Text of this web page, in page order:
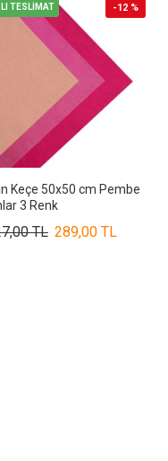
TESLİMAT -12 %
Keçe 50x50 cm Pembe
3 Renk
289,00 TL
TL